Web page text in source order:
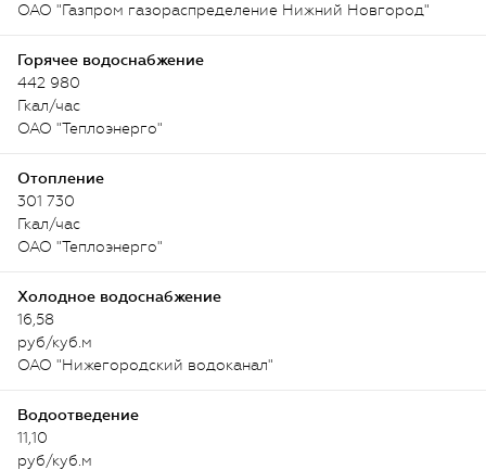
ОАО "Газпром газораспределение Нижний Новгород"
Горячее водоснабжение
442 980
Гкал/час
ОАО "Теплоэнерго"
Отопление
301 730
Гкал/час
ОАО "Теплоэнерго"
Холодное водоснабжение
16,58
руб/куб.м
ОАО "Нижегородский водоканал"
Водоотведение
11,10
руб/куб.м